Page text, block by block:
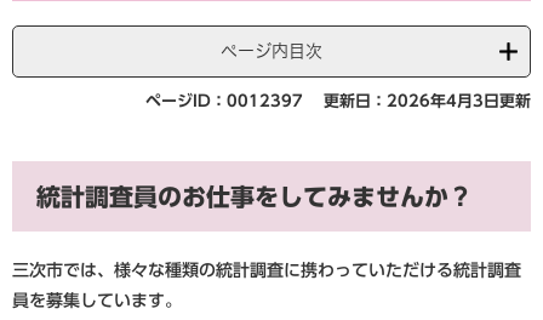
ページ内目次
ページID：0012397 更新日：2026年4月3日更新
統計調査員のお仕事をしてみませんか？
三次市では、様々な種類の統計調査に携わっていただける統計調査
員を募集しています。